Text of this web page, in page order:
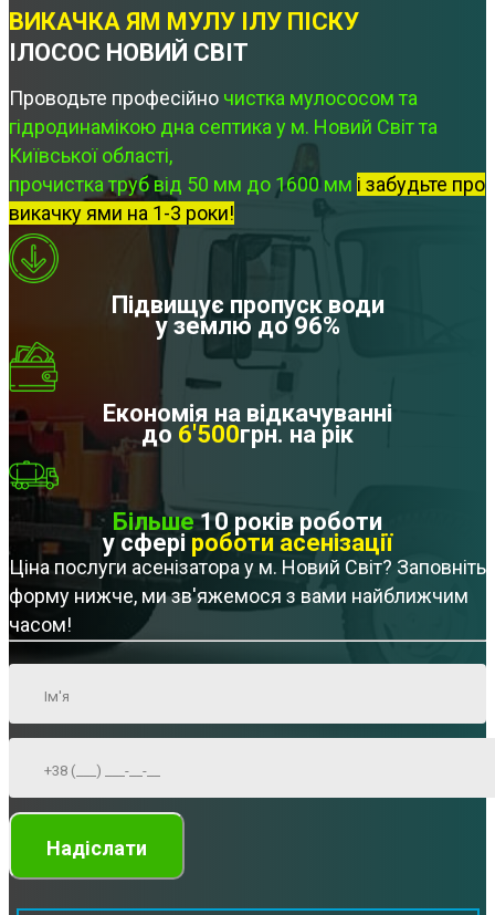
ВИКАЧКА ЯМ МУЛУ ІЛУ ПІСКУ
ІЛОСОС НОВИЙ СВІТ
Проводьте професійно чистка мулососом та
гідродинамікою дна септика у м. Новий Світ та
Київської області,
прочистка труб від 50 мм до 1600 мм і забудьте про
викачку ями на 1-3 роки!
Підвищує пропуск води
у землю до 96%
Економія на відкачуванні
до 6'500грн. на рік
Більше10 років роботи
у сфері роботи асенізації
Ціна послуги асенізатора у м. Новий Світ? Заповніть
форму нижче, ми зв'яжемося з вами найближчим
часом!